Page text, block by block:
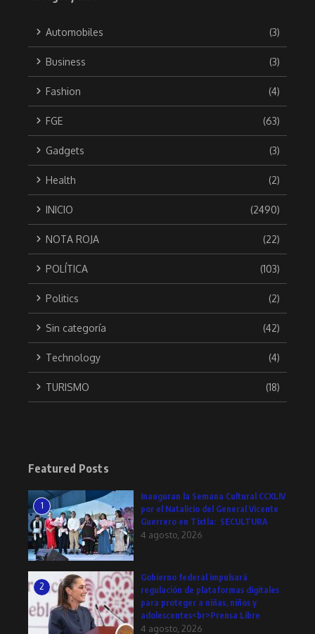
Automobiles (3)
Business (3)
Fashion (4)
FGE (63)
Gadgets (3)
Health (2)
INICIO (2490)
NOTA ROJA (22)
POLÍTICA (103)
Politics (2)
Sin categoría (42)
Technology (4)
TURISMO (18)
Featured Posts
1
Inauguran la Semana Cultural CCXLIV
por el Natalicio del General Vicente
Guerrero en Tixtla: SECULTURA
4 agosto, 2026
2
Gobierno federal impulsará
regulación de plataformas digitales
para proteger a niñas, niños y
adolescentes<br>Prensa Libre
4 agosto, 2026